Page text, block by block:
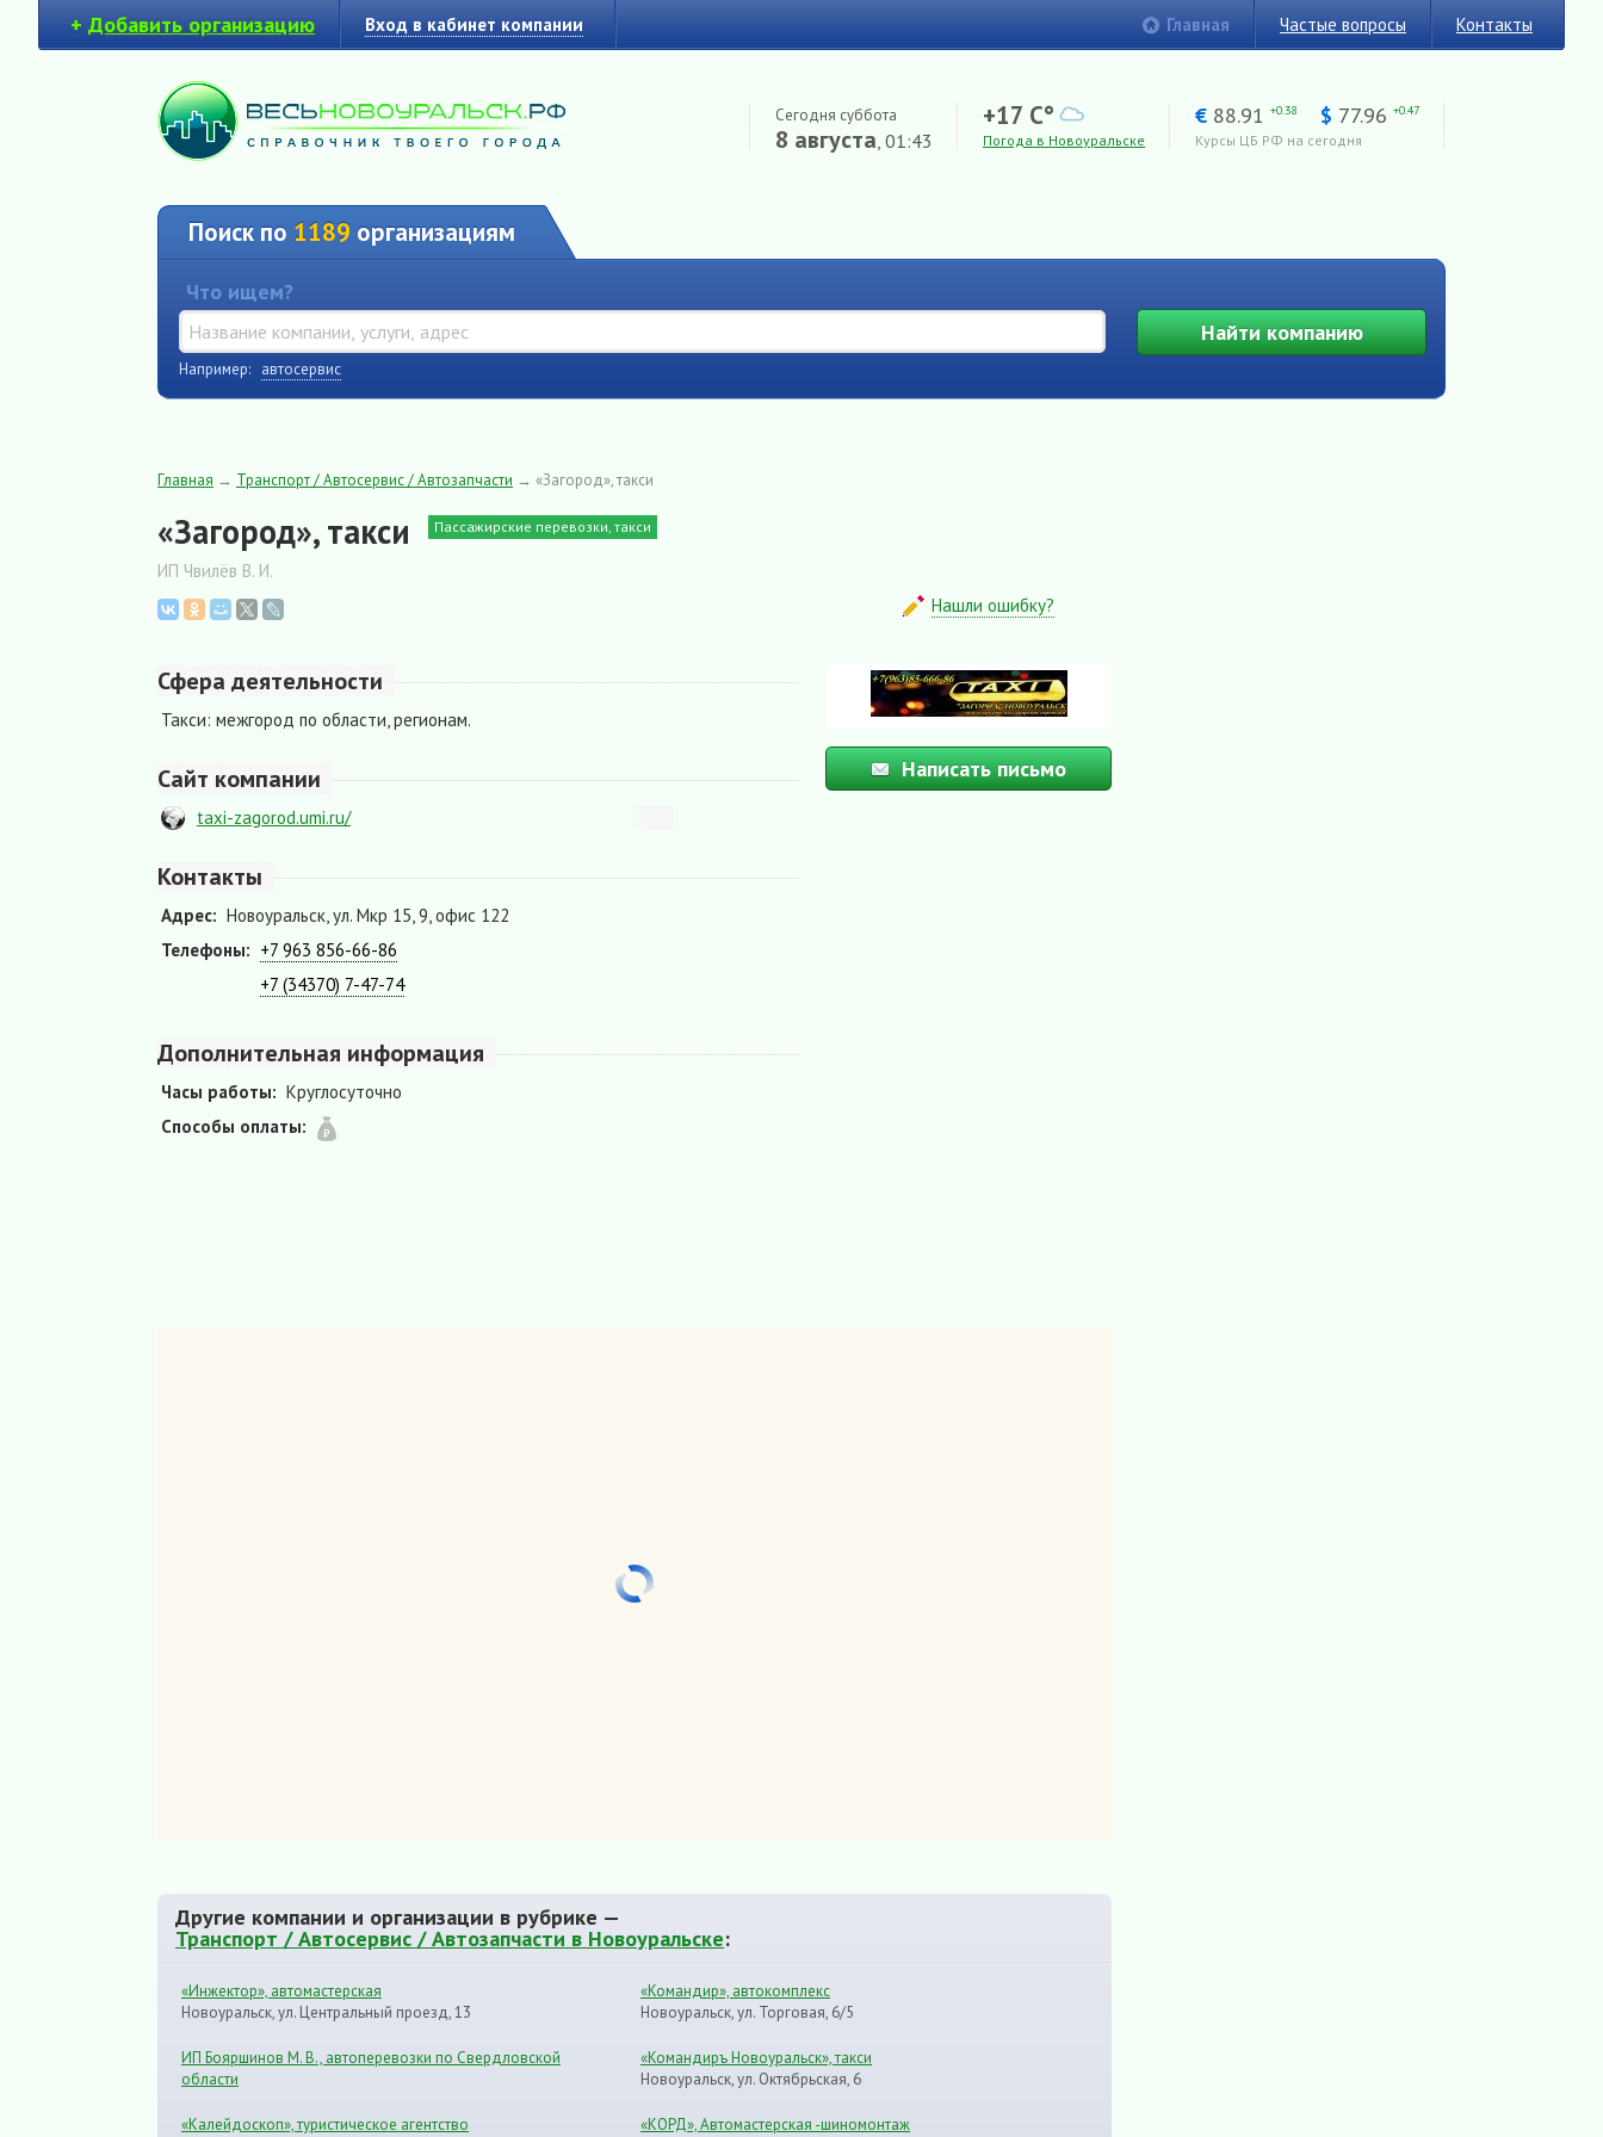
+ Добавить организацию Вход в кабинет компании Главная Частые вопросы Контакты
Сегодня суббота
8 августа, 01:43
+17 C°
Погода в Новоуральске
€ 88.91 +0.38 $ 77.96 +0.47
Курсы ЦБ РФ на сегодня
Поиск по 1189 организациям
Что ищем?
Найтикомпанию
Например: автосервис
Главная → Транспорт / Автосервис / Автозапчасти → «Загород», такси
«Загород», такси Пассажирские перевозки, такси
ИП Чвилёв В. И.
Нашли ошибку?
Сфера деятельности
Такси: межгород по области, регионам.
Сайт компании
taxi-zagorod.umi.ru/
Контакты
Адрес: Новоуральск, ул. Мкр 15, 9, офис 122
Телефоны: +7 963 856-66-86
+7 (34370) 7-47-74
Дополнительная информация
Часы работы: Круглосуточно
Способы оплаты:
Написать письмо
Другие компании и организации в рубрике —
Транспорт / Автосервис / Автозапчасти в Новоуральске:
«Инжектор», автомастерская
Новоуральск, ул. Центральный проезд, 13
«Командир», автокомплекс
Новоуральск, ул. Торговая, 6/5
ИП Бояршинов М. В., автоперевозки по Свердловской
области
«Командиръ Новоуральск», такси
Новоуральск, ул. Октябрьская, 6
«Калейдоскоп», туристическое агентство
«КОРД», Автомастерская -шиномонтаж